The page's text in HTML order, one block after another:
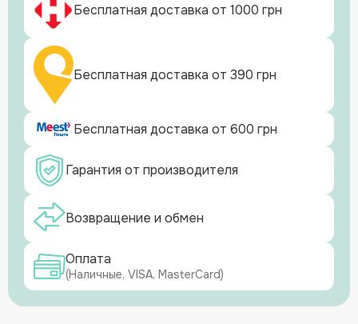
Бесплатная доставка от 1000 грн
Бесплатная доставка от 390 грн
Бесплатная доставка от 600 грн
Гарантия от производителя
Возвращение и обмен
Оплата
(Наличные, VISA, MasterCard)